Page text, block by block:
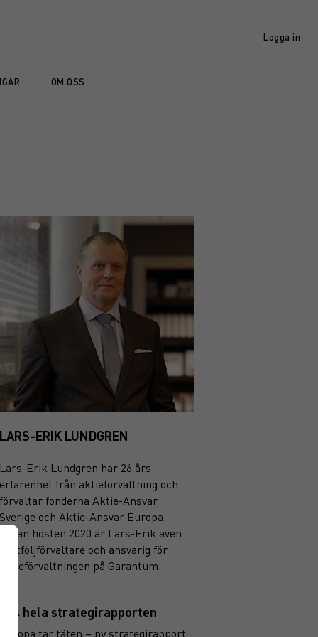
Logga in
OM OSS
LARS-ERIK LUNDGREN
Lars-Erik Lundgren har 26 års
erfarenhet från aktieförvaltning och
förvaltar fonderna Aktie-Ansvar
Sverige och Aktie-Ansvar Europa.
Sedan hösten 2020 är Lars-Erik även
portföljförvaltare och ansvarig för
aktieförvaltningen på Garantum.
Läs hela strategirapporten
Europa tar täten – ny strategirapport